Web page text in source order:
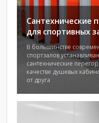
Сантехнические
для спортивных
В большинстве
спортзалов
сантехнические
качестве душевых
от друга